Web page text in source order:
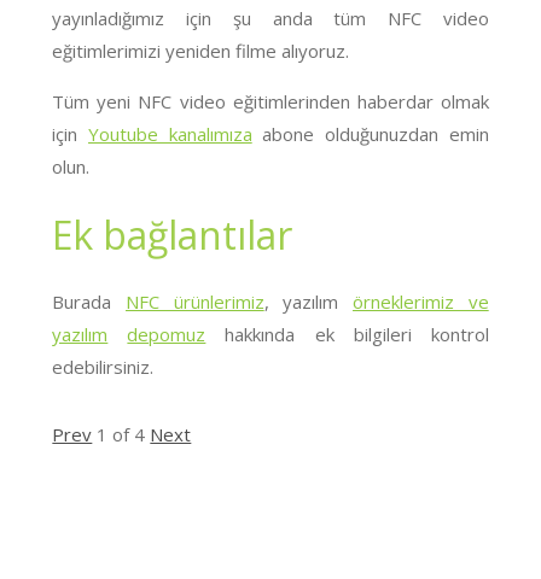
yayınladığımız için şu anda tüm NFC video
eğitimlerimizi yeniden filme alıyoruz.
Tüm yeni NFC video eğitimlerinden haberdar olmak
içinYoutube kanalımıza abone olduğunuzdan emin
olun.
Ek bağlantılar
Burada NFC ürünlerimiz, yazılımörneklerimiz ve
yazılım
depomuz hakkında ek bilgileri kontrol
edebilirsiniz.
Prev 1 of 4 Next